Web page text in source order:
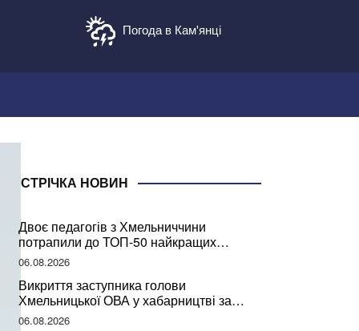
Погода в Кам'янці
СТРІЧКА НОВИН
Двоє педагогів з Хмельниччини
потрапили до ТОП-50 найкращих
учителів України
06.08.2026
Викриття заступника голови
Хмельницької ОВА у хабарництві за
підписання контрактів на ремонт доріг
06.08.2026